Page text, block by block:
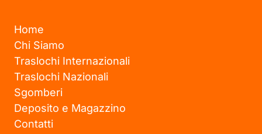
Home
Chi Siamo
Traslochi Internazionali
Traslochi Nazionali
Sgomberi
Deposito e Magazzino
Contatti